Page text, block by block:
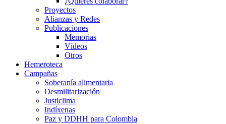
Proyectos
Alianzas y Redes
Publicaciones
Memorias
Vídeos
Otros
Hemeroteca
Campañas
Soberanía alimentaria
Desmilitarización
Justiclima
Indíxenas
Paz y DDHH para Colombia